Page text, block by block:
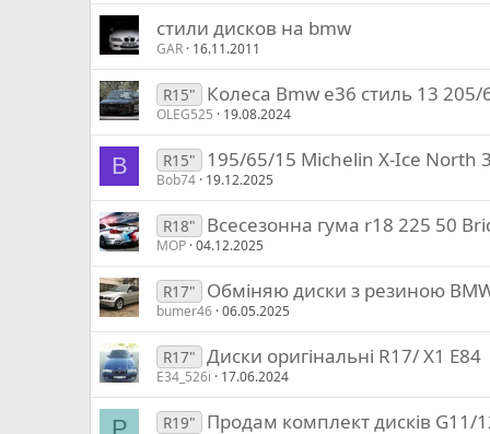
стили дисков на bmw
GAR 16.11.2011
R15" Колеса Bmw e36 стиль 13 205/
OLEG525 19.08.2024
B R15" 195/65/15 Michelin X-Ice North
Bob74 19.12.2025
R18" Всесезонна гума r18 225 50
MOP 04.12.2025
R17" Обміняю диски з резиною
bumer46 06.05.2025
R17" Диски оригінальні R17/ X1 E84
E34_526i 17.06.2024
P R19" Продам комплект дисків G11/